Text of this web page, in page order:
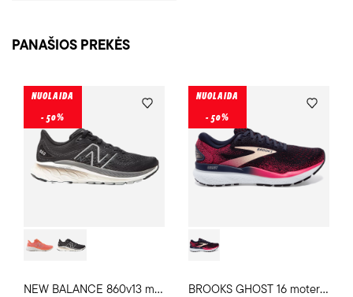
PANAŠIOS PREKĖS
N
EW BALANCE 860v13 moteriški bėgimo batai
NUOLAIDA
- 50%
B
ROOKS GHOST 16 moteriški bėgimo batai
NUOLAIDA
- 50%